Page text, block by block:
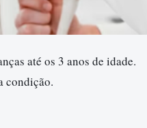
até os 3 anos de idade.
condição.